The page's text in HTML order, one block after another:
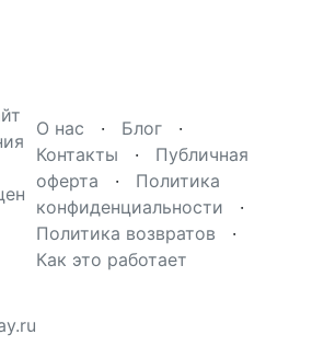
О нас · Блог ·
Контакты · Публичная
оферта · Политика
конфиденциальности ·
Политика возвратов ·
Как это работает